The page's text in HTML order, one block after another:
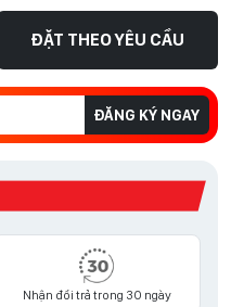
ĐẶT THEO YÊU CẦU
ĐĂNG KÝ NGAY
Nhận đổi trả trong 30 ngày